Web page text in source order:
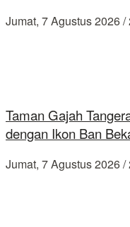
Jumat, 7 Agustus 2026 /
Taman Gajah
dengan Ikon Ban
Jumat, 7 Agustus 2026 /